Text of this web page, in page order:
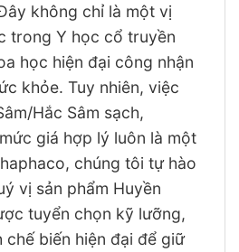
không chỉ là một vị
trong Y học cổ truyền
học hiện đại công nhận
khỏe. Tuy nhiên, việc
Hắc Sâm sạch,
giá hợp lý luôn là một
chúng tôi tự hào
vị sản phẩm Huyền
tuyển chọn kỹ lưỡng,
biến hiện đại để giữ